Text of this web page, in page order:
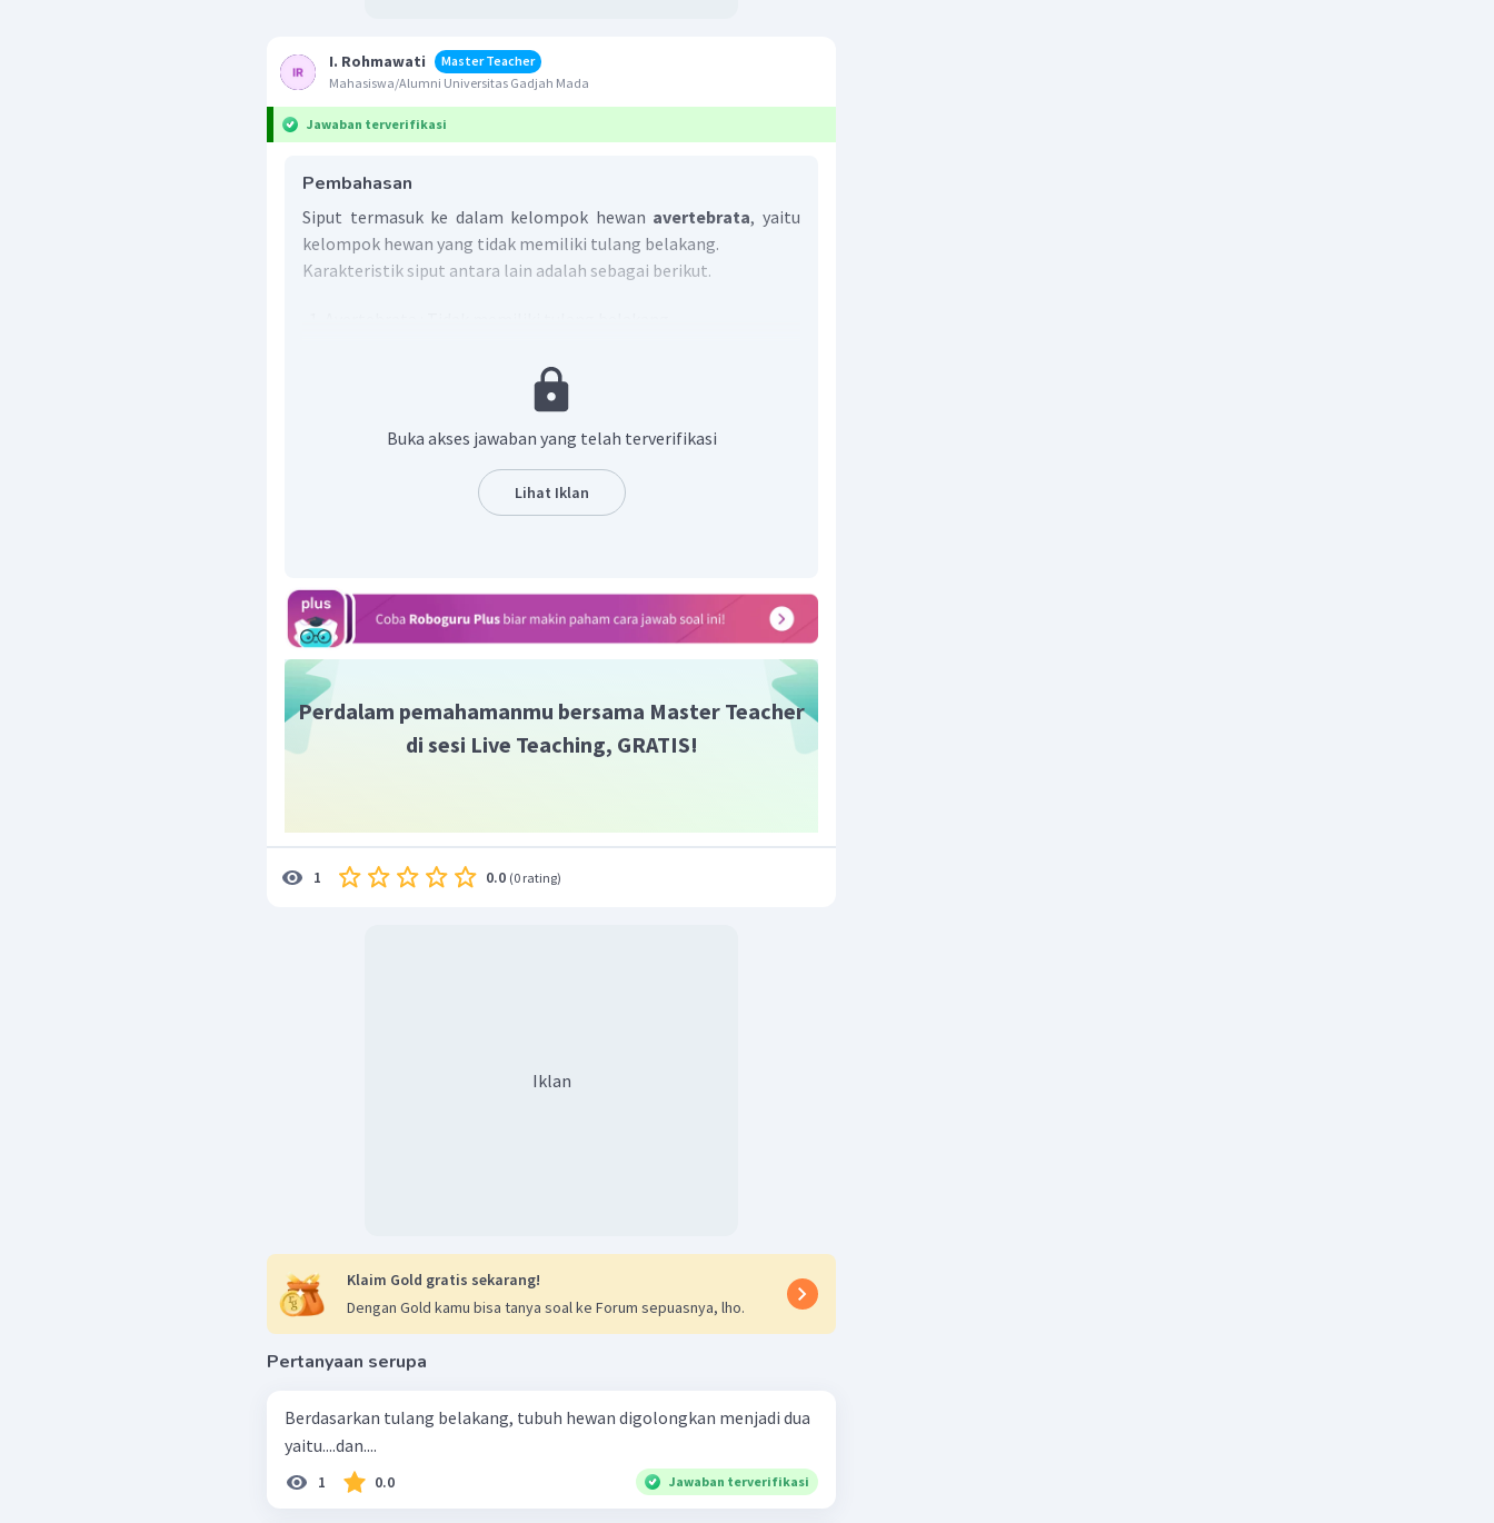
I. Rohmawati
Master Teacher
Mahasiswa/Alumni Universitas Gadjah Mada
Jawaban terverifikasi
Pembahasan
Siput termasuk ke dalam kelompok hewan avertebrata, yaitu
kelompok hewan yang tidak memiliki tulang belakang.
Karakteristik siput antara lain adalah sebagai berikut.
Bergerak menggunakan otot perut
Buka akses jawaban yang telah terverifikasi
Lihat Iklan
Perdalam pemahamanmu bersama Master Teacher
di sesi Live Teaching, GRATIS!
1 0.0 (0 rating)
Iklan
Klaim Gold gratis sekarang!
Dengan Gold kamu bisa tanya soal ke Forum sepuasnya, lho.
Pertanyaan serupa
Berdasarkan tulang belakang, tubuh hewan digolongkan menjadi dua
yaitu....dan....
1 0.0 Jawaban terverifikasi